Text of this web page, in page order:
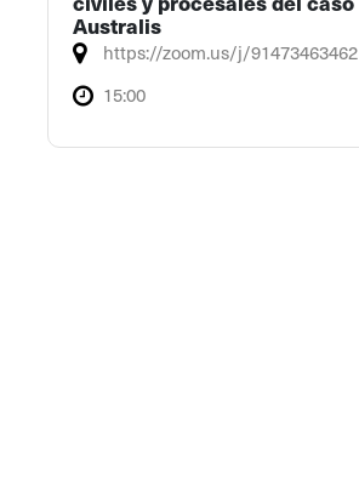
Australis
https://zoom.us/j/91473463462
15:00